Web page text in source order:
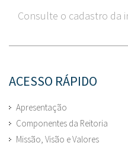
Consulte o cadastro da
ACESSO RÁPIDO
Apresentação
Componentes da Reitoria
Missão, Visão e Valores